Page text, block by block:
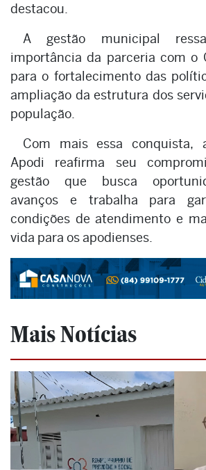
destacou.
A gestão municipal
importância da parceria com o
para o fortalecimento das
ampliação da estrutura dos
população.
Com mais essa conquista,
Apodi reafirma seu
gestão que busca
avanços e trabalha para
condições de atendimento e
vida para os apodienses.
Mais Notícias